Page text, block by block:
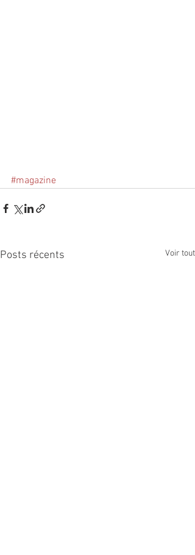
#magazine
Posts récents Voir tout